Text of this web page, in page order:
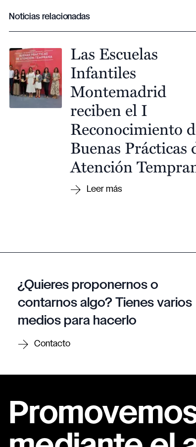
Noticias relacionadas
Las Escuelas
Infantiles
Montemadrid
reciben el I
Reconocimiento
Buenas Prácticas
Atención
¿Quieres proponernos o
contarnos algo? Tienes varios
medios para hacerlo
Contacto